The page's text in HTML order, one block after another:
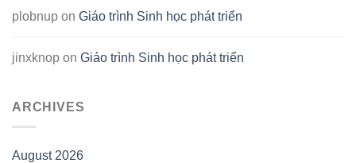
plobnup on Giáo trình Sinh học phát triển
jinxknop on Giáo trình Sinh học phát triển
ARCHIVES
August 2026